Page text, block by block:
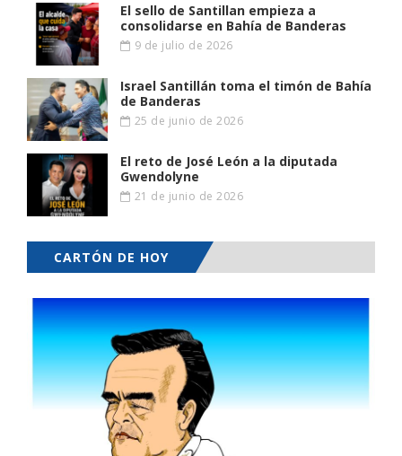
El sello de Santillan empieza a
consolidarse en Bahía de Banderas
9 de julio de 2026
Israel Santillán toma el timón de Bahía
de Banderas
25 de junio de 2026
El reto de José León a la diputada
Gwendolyne
21 de junio de 2026
CARTÓN DE HOY